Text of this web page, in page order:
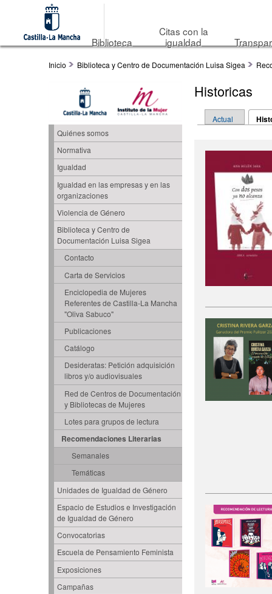
Biblioteca
Citas con la
igualdad
Inicio Biblioteca y Centro de Documentación Luisa Sigea
Quiénes somos
Normativa
Igualdad
Igualdad en las empresas y en las
organizaciones
Violencia de Género
Biblioteca y Centro de
Documentación Luisa Sigea
Contacto
Carta de Servicios
Enciclopedia de Mujeres
Referentes de Castilla-La Mancha
"Oliva Sabuco"
Publicaciones
Catálogo
Desideratas: Petición adquisición
libros y/o audiovisuales
Red de Centros de Documentación
y Bibliotecas de Mujeres
Lotes para grupos de lectura
Recomendaciones Literarias
Semanales
Temáticas
Unidades de Igualdad de Género
Espacio de Estudios e Investigación
de Igualdad de Género
Convocatorias
Escuela de Pensamiento Feminista
Exposiciones
Campañas
Historicas
Solapas
Actual